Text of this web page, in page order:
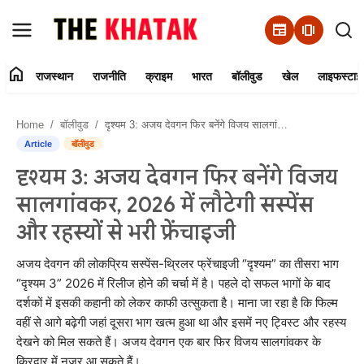
newspaper amp_stories
Contact Us
राजस्थान
राजनीति
क्राइम
भारत
बॉलीवुड
home राजस्थान राजनीति क्राइम भारत बॉलीवुड खेल
Home बॉलीवुड दृश्यम 3: अजय देवगन फिर बनेंगे विजय सालगांवकर, 2026 में लौटेगी सस्पेंस और रहस्यों से भरी फ्रेंचाइजी
Article बॉलीवुड
दृश्यम 3: अजय देवगन फिर बनेंगे विजय
सालगांवकर, 2026 में लौटेगी सस्पेंस
और रहस्यों से भरी फ्रेंचाइजी
अजय देवगन की लोकप्रिय सस्पेंस-थ्रिलर फ्रेंचाइजी “दृश्यम” का तीसरा भाग
“दृश्यम 3” 2026 में रिलीज होने की चर्चा में है। पहले दो सफल भागों के बाद
दर्शकों में इसकी कहानी को लेकर काफी उत्सुकता है। माना जा रहा है कि फिल्म
वहीं से आगे बढ़ेगी जहां दूसरा भाग खत्म हुआ था और इसमें नए ट्विस्ट और रहस्य
देखने को मिल सकते हैं। अजय देवगन एक बार फिर विजय सालगांवकर के